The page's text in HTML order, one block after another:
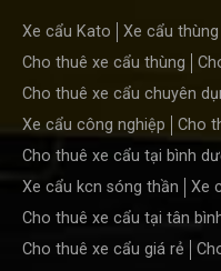
Xe cẩu Kato Xe cẩu thùng
Cho thuê xe cẩu thùng
Cho thuê xe cẩu chuyên
Xe cẩu công nghiệp
Cho
Cho thuê xe cẩu tại bình
Xe cẩu kcn sóng thần
Xe
Cho thuê xe cẩu tại tân
Cho thuê xe cẩu giá rẻ